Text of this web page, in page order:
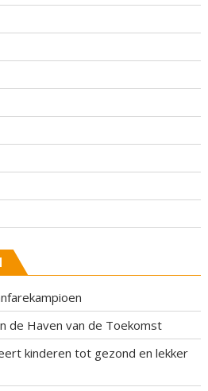
de Haven van de Toekomst
kinderen tot gezond en lekker